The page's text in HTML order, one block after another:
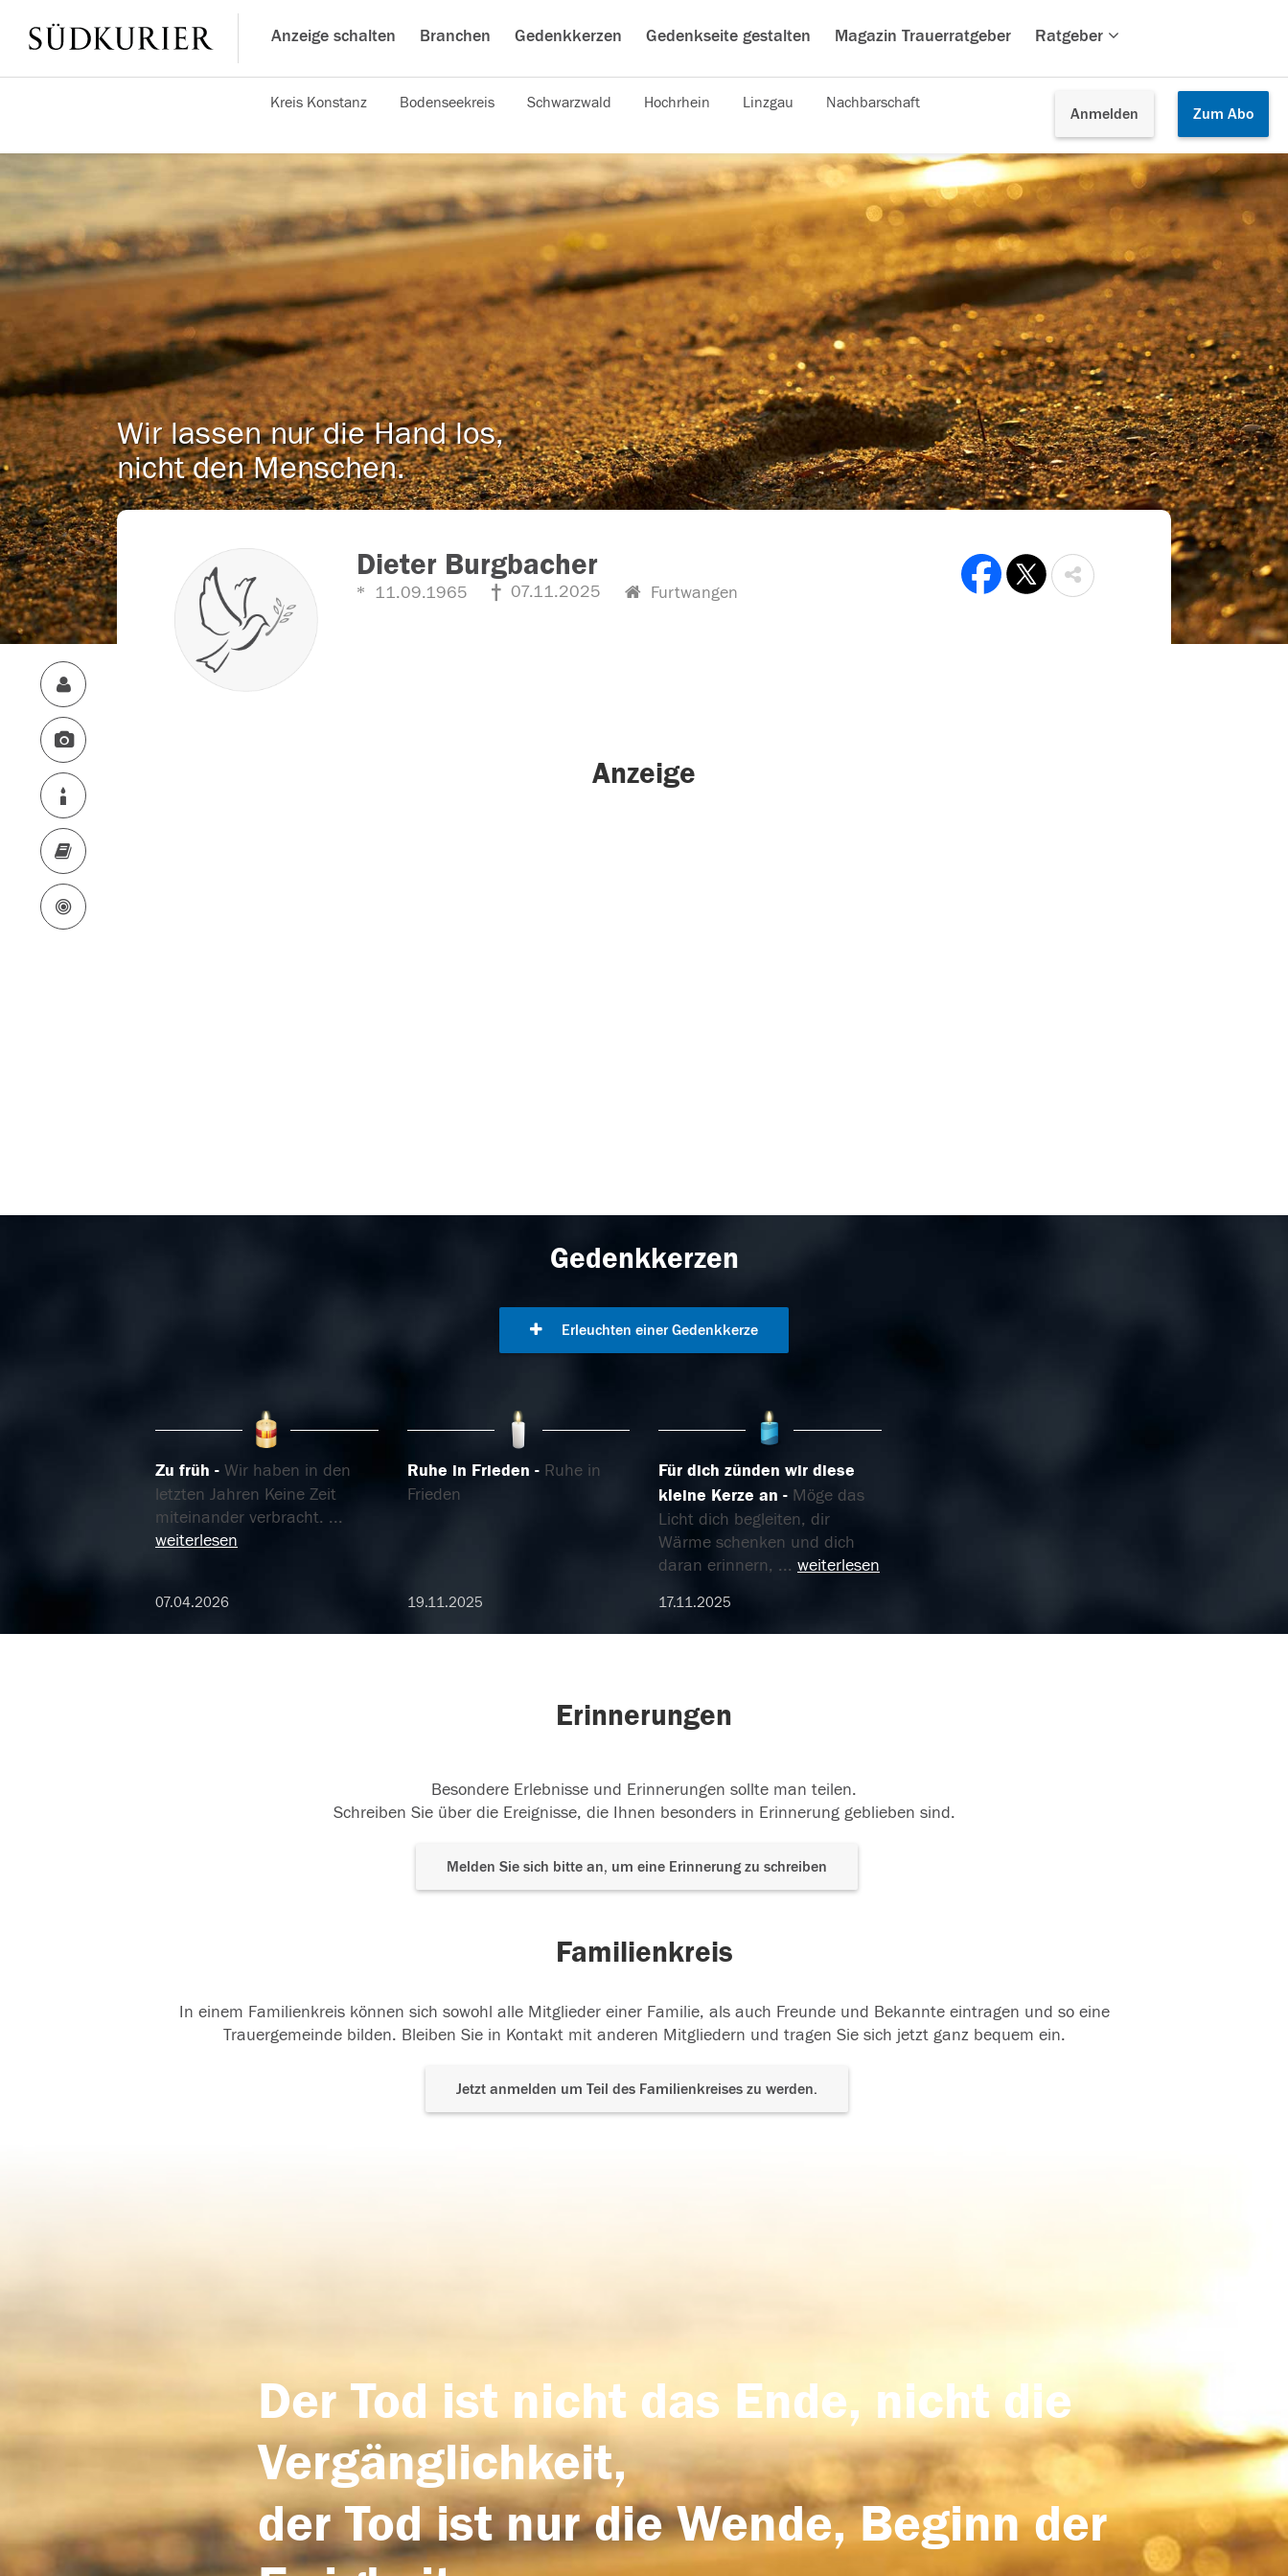
Anzeige schalten Branchen Gedenkkerzen Gedenkseite gestalten Magazin Trauerratgeber Ratgeber
Anmelden Zum Abo
Kreis Konstanz Bodenseekreis Schwarzwald Hochrhein Linzgau Nachbarschaft
Wir lassen nur die Hand los,
nicht den Menschen.
Dieter Burgbacher
11.09.1965 07.11.2025 Furtwangen
Anzeige
Gedenkkerzen
Erleuchten einer Gedenkkerze
Zu früh
Wir haben in den
letzten Jahren Keine Zeit
miteinander verbracht. ...
weiterlesen
07.04.2026
Ruhe in Frieden
Ruhe in
Frieden
19.11.2025
Für dich zünden wir diese
kleine Kerze an
Möge das
Licht dich begleiten, dir
Wärme schenken und dich
daran erinnern, ... weiterlesen
17.11.2025
Erinnerungen
Besondere Erlebnisse und Erinnerungen sollte man teilen.
Schreiben Sie über die Ereignisse, die Ihnen besonders in Erinnerung geblieben sind.
Melden Sie sich bitte an, um eine Erinnerung zu schreiben
Familienkreis
In einem Familienkreis können sich sowohl alle Mitglieder einer Familie, als auch Freunde und Bekannte eintragen und so eine
Trauergemeinde bilden. Bleiben Sie in Kontakt mit anderen Mitgliedern und tragen Sie sich jetzt ganz bequem ein.
Jetzt anmelden um Teil des Familienkreises zu werden.
Der Tod ist nicht das Ende, nicht die
Vergänglichkeit,
der Tod ist nur die Wende, Beginn der